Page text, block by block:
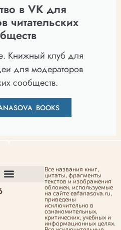
в VK для
читательских
Книжный клуб для
для модераторов
сообществ.
Все названия книг,
цитаты, фрагменты
текстов и изображения
обложек, используемые
на сайте eafanasova.ru,
приведены
исключительно в
ознакомительных,
критических, учебных и
информационных целях.